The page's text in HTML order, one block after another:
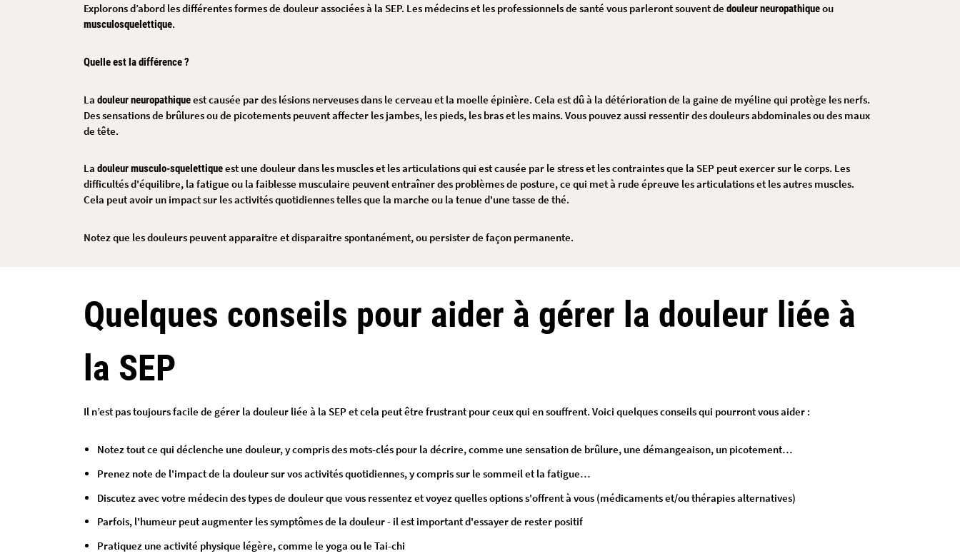
Explorons d’abord les différentes formes de douleur associées à la SEP. Les médecins et les professionnels de santé vous parleront souvent de douleur neuropathiqueou
musculosquelettique.
Quelle est la différence ?
La douleur neuropathiqueest causée par des lésions nerveuses dans le cerveau et la moelle épinière. Cela est dû à la détérioration de la gaine de myéline qui protège les nerfs.
Des sensations de brûlures ou de picotements peuvent affecter les jambes, les pieds, les bras et les mains. Vous pouvez aussi ressentir des douleurs abdominales ou des maux
de tête.
La douleur musculo-squelettiqueest une douleur dans les muscles et les articulations qui est causée par le stress et les contraintes que la SEP peut exercer sur le corps. Les
difficultés d'équilibre, la fatigue ou la faiblesse musculaire peuvent entraîner des problèmes de posture, ce qui met à rude épreuve les articulations et les autres muscles.
Cela peut avoir un impact sur les activités quotidiennes telles que la marche ou la tenue d'une tasse de thé.
Notez que les douleurs peuvent apparaitre et disparaitre spontanément, ou persister de façon permanente.
Quelques conseils pour aider à gérer la douleur liée à
la SEP
Il n’est pas toujours facile de gérer la douleur liée à la SEP et cela peut être frustrant pour ceux qui en souffrent. Voici quelques conseils qui pourront vous aider :
Notez tout ce qui déclenche une douleur, y compris des mots-clés pour la décrire, comme une sensation de brûlure, une démangeaison, un picotement…
Prenez note de l'impact de la douleur sur vos activités quotidiennes, y compris sur le sommeil et la fatigue…
Discutez avec votre médecin des types de douleur que vous ressentez et voyez quelles options s'offrent à vous (médicaments et/ou thérapies alternatives)
Parfois, l'humeur peut augmenter les symptômes de la douleur - il est important d'essayer de rester positif
Pratiquez une activité physique légère, comme le yoga ou le Tai-chi